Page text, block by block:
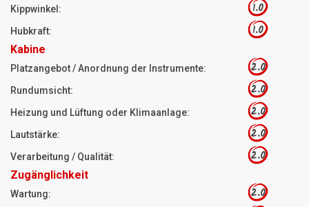
Kippwinkel: 1.0
Hubkraft: 1.0
Kabine
Platzangebot / Anordnung der Instrumente: 2.0
Rundumsicht: 2.0
Heizung und Lüftung oder Klimaanlage: 2.0
Lautstärke: 2.0
Verarbeitung / Qualität: 2.0
Zugänglichkeit
Wartung: 2.0